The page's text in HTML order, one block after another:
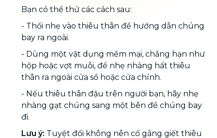
Bạn có thể thử các cách sau:
- Thổi nhẹ vào thiêu thân để hướng dẫn chúng
bay ra ngoài.
- Dùng một vật dụng mềm mại, chẳng hạn như
hộp hoặc vợt muỗi, để nhẹ nhàng hất thiêu
thân ra ngoài cửa sổ hoặc cửa chính.
- Nếu thiêu thân đậu trên người bạn, hãy nhẹ
nhàng gạt chúng sang một bên để chúng bay
đi.
Lưu ý: Tuyệt đối không nên cố gắng giết thiêu